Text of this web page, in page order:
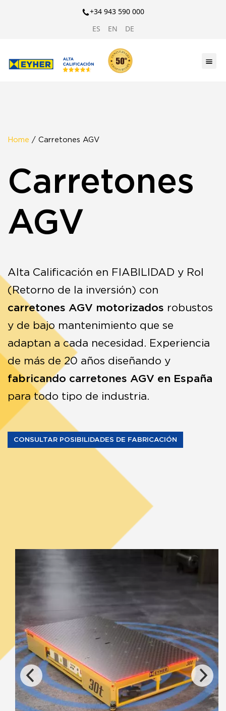
+34 943 590 000
ES
EN DE
Home / Carretones AGV
Carretones
AGV
Alta Calificación en FIABILIDAD y RoI
(Retorno de la inversión) con
carretones AGV motorizados robustos
y de bajo mantenimiento que se
adaptan a cada necesidad. Experiencia
de más de 20 años diseñando y
fabricando carretones AGV en España
para todo tipo de industria.
CONSULTAR POSIBILIDADES DE FABRICACIÓN